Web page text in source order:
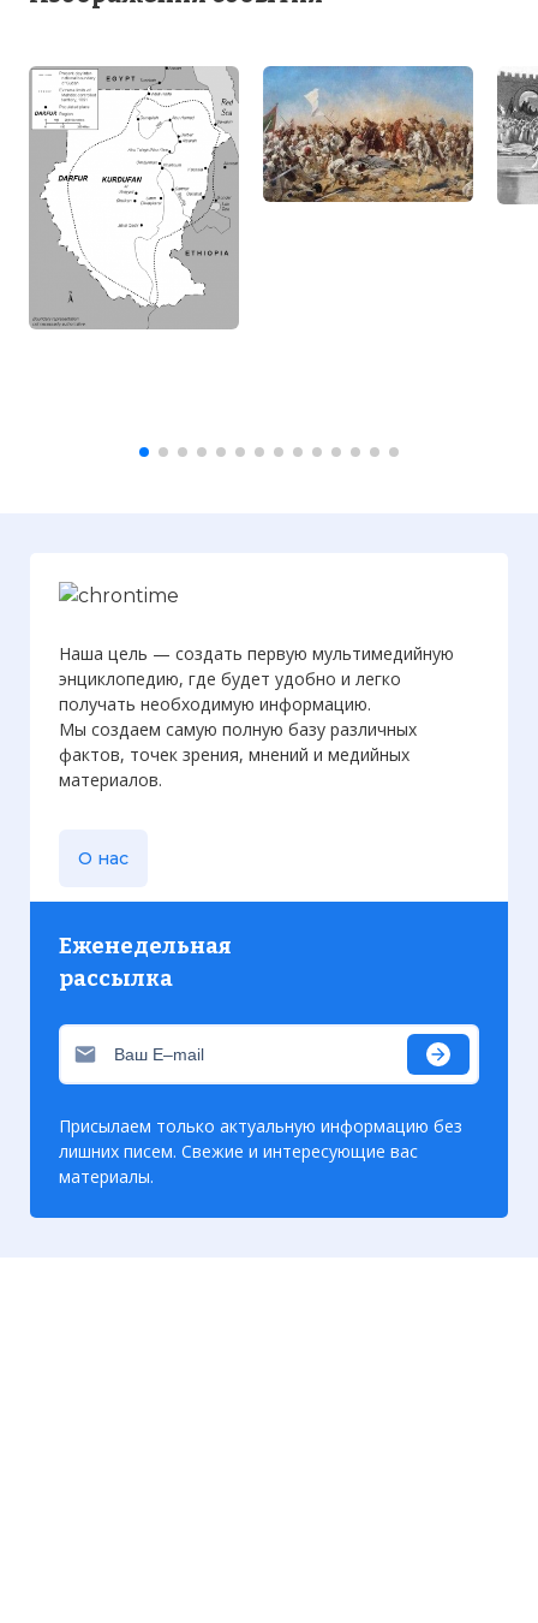
Наша цель — создать первую мультимедийную
энциклопедию, где будет удобно и легко
получать необходимую информацию.
Мы создаем самую полную базу различных
фактов, точек зрения, мнений и медийных
материалов.
О нас
Еженедельная
рассылка
Присылаем только актуальную информацию без
лишних писем. Свежие и интересующие вас
материалы.